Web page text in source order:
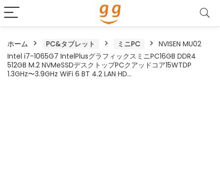
ホーム PC&タブレット ミニPC
NVISEN MU02
Intel i7-1065G7 IntelPlusグラフィックスミニPC16GB DDR4
512GB M.2 NVMeSSDデスクトップPCクアッドコア15WTDP
1.3GHz〜3.9GHz WiFi 6 BT 4.2 LAN HD…